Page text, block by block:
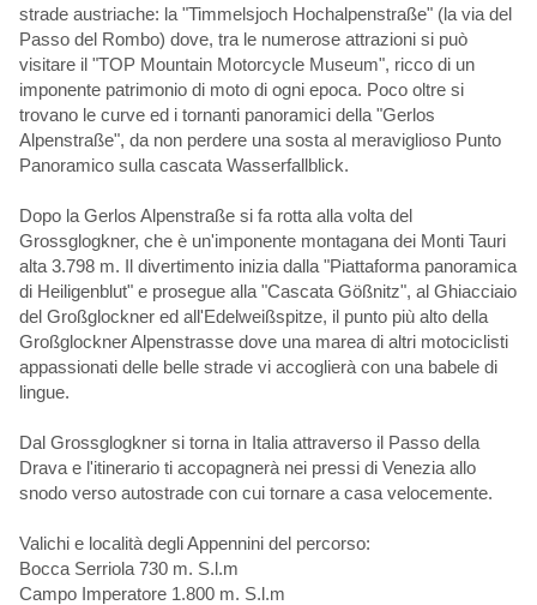
strade austriache: la "Timmelsjoch Hochalpenstraße" (la via del
Passo del Rombo) dove, tra le numerose attrazioni si può
visitare il "TOP Mountain Motorcycle Museum", ricco di un
imponente patrimonio di moto di ogni epoca. Poco oltre si
trovano le curve ed i tornanti panoramici della "Gerlos
Alpenstraße", da non perdere una sosta al meraviglioso Punto
Panoramico sulla cascata Wasserfallblick.
Dopo la Gerlos Alpenstraße si fa rotta alla volta del
Grossglogkner, che è un'imponente montagana dei Monti Tauri
alta 3.798 m. Il divertimento inizia dalla "Piattaforma panoramica
di Heiligenblut" e prosegue alla "Cascata Gößnitz", al Ghiacciaio
del Großglockner ed all'Edelweißspitze, il punto più alto della
Großglockner Alpenstrasse dove una marea di altri motociclisti
appassionati delle belle strade vi accoglierà con una babele di
lingue.
Dal Grossglogkner si torna in Italia attraverso il Passo della
Drava e l'itinerario ti accopagnerà nei pressi di Venezia allo
snodo verso autostrade con cui tornare a casa velocemente.
Valichi e località degli Appennini del percorso:
Bocca Serriola 730 m. S.l.m
Campo Imperatore 1.800 m. S.l.m